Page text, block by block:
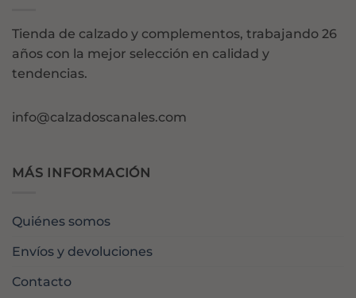
Tienda de calzado y complementos, trabajando 26
años con la mejor selección en calidad y
tendencias.
info@calzadoscanales.com
MÁS INFORMACIÓN
Quiénes somos
Envíos y devoluciones
Contacto